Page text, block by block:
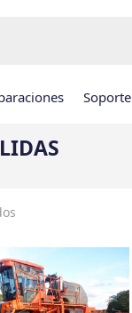
Soporte